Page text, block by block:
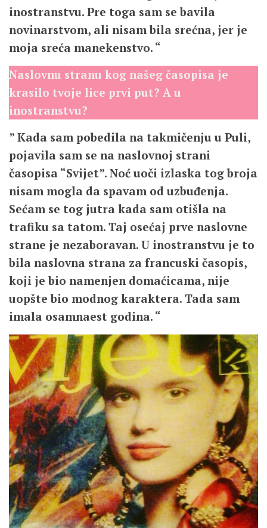
inostranstvu. Pre toga sam se bavila
novinarstvom, ali nisam bila srećna, jer je
moja sreća manekenstvo. “
Naslovnu stranu kog našeg časopisa je
krasilo tvoje lice prvi put? A u
inostranstvu?
” Kada sam pobedila na takmičenju u Puli,
pojavila sam se na naslovnoj strani
časopisa “Svijet”. Noć uoči izlaska tog broja
nisam mogla da spavam od uzbuđenja.
Sećam se tog jutra kada sam otišla na
trafiku sa tatom. Taj osećaj prve naslovne
strane je nezaboravan. U inostranstvu je to
bila naslovna strana za francuski časopis,
koji je bio namenjen domaćicama, nije
uopšte bio modnog karaktera. Tada sam
imala osamnaest godina. “